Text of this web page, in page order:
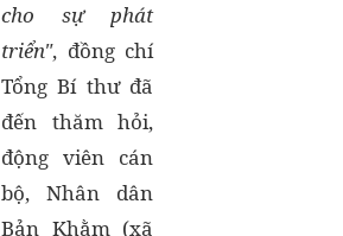
cho sự phát
triển", đồng chí
Tổng Bí thư đã
đến thăm hỏi,
động viên cán
bộ, Nhân dân
Bản Khằm (xã